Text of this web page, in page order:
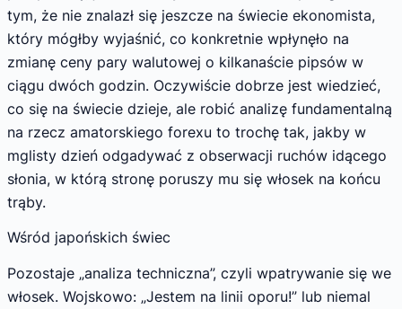
tym, że nie znalazł się jeszcze na świecie ekonomista,
który mógłby wyjaśnić, co konkretnie wpłynęło na
zmianę ceny pary walutowej o kilkanaście pipsów w
ciągu dwóch godzin. Oczywiście dobrze jest wiedzieć,
co się na świecie dzieje, ale robić analizę fundamentalną
na rzecz amatorskiego forexu to trochę tak, jakby w
mglisty dzień odgadywać z obserwacji ruchów idącego
słonia, w którą stronę poruszy mu się włosek na końcu
trąby.
Wśród japońskich świec
Pozostaje „analiza techniczna”, czyli wpatrywanie się we
włosek. Wojskowo: „Jestem na linii oporu!” lub niemal